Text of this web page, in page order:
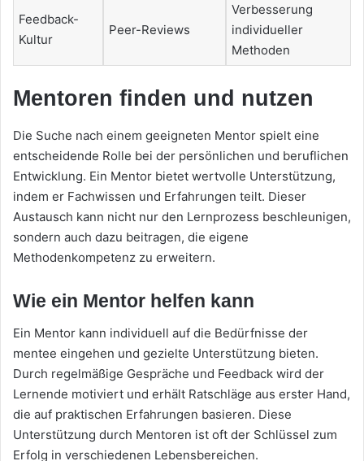
Feedback-
Kultur
Peer-Reviews
Verbesserung
individueller
Methoden
Mentoren finden und nutzen
Die Suche nach einem geeigneten Mentor spielt eine
entscheidende Rolle bei der persönlichen und beruflichen
Entwicklung. Ein Mentor bietet wertvolle Unterstützung,
indem er Fachwissen und Erfahrungen teilt. Dieser
Austausch kann nicht nur den Lernprozess beschleunigen,
sondern auch dazu beitragen, die eigene
Methodenkompetenz zu erweitern.
Wie ein Mentor helfen kann
Ein Mentor kann individuell auf die Bedürfnisse der
mentee eingehen und gezielte Unterstützung bieten.
Durch regelmäßige Gespräche und Feedback wird der
Lernende motiviert und erhält Ratschläge aus erster Hand,
die auf praktischen Erfahrungen basieren. Diese
Unterstützung durch Mentoren ist oft der Schlüssel zum
Erfolg in verschiedenen Lebensbereichen.